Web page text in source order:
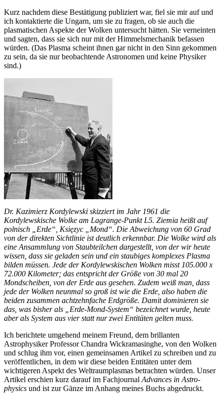
Kurz nachdem diese Bestätigung publiziert war, fiel sie mir auf und
ich kontaktierte die Ungarn, um sie zu fragen, ob sie auch die
plasmatischen Aspekte der Wolken untersucht hätten. Sie verneinten
und sagten, dass sie sich nur mit der Himmelsmechanik befassen
würden. (Das Plasma scheint ihnen gar nicht in den Sinn gekommen
zu sein, da sie nur beobachtende Astronomen und keine Physiker
sind.)
Dr. Kazimierz Kordylewski skizziert im Jahr 1961 die
Kordylewskische Wolke am Lagrange-Punkt L5. Ziemia heißt auf
polnisch „Erde“, Księzyc „Mond“. Die Abweichung von 60 Grad
von der direkten Sichtlinie ist deutlich erkennbar. Die Wolke wird als
eine Ansammlung von Staubteilchen dargestellt, von der wir heute
wissen, dass sie geladen sein und ein staubiges komplexes Plasma
bilden müssen. Jede der Kordylewskischen Wolken misst 105.000 x
72.000 Kilometer; das entspricht der Größe von 30 mal 20
Mondscheiben, von der Erde aus gesehen. Zudem weiß man, dass
jede der Wolken neunmal so groß ist wie die Erde, also haben die
beiden zusammen achtzehnfache Erdgröße. Damit dominieren sie
das, was bisher als „Erde-Mond-System“ bezeichnet wurde, heute
aber als System aus vier statt nur zwei Entitäten gelten muss.
Ich berichtete umgehend meinem Freund, dem brillanten
Astrophysiker Professor Chandra Wickramasinghe, von den Wolken
und schlug ihm vor, einen gemeinsamen Artikel zu schreiben und zu
veröffentlichen, in dem wir diese beiden Entitäten unter dem
wichtigeren Aspekt des Weltraumplasmas betrachten würden. Unser
Artikel erschien kurz darauf im Fachjournal Advances in Astro­
physics und ist zur Gänze im Anhang meines Buchs abgedruckt.